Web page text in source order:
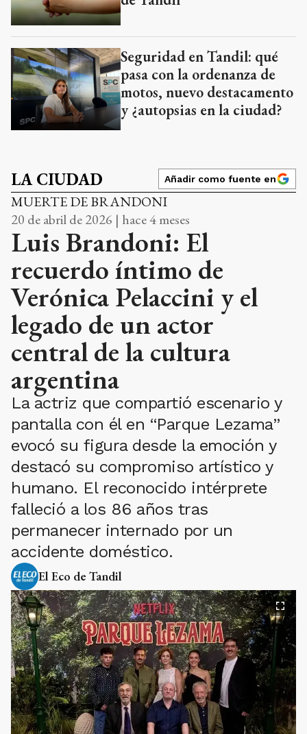
Seguridad en Tandil: qué
pasa con la ordenanza de
motos, nuevo destacamento
y ¿autopsias en la ciudad?
LA CIUDAD Añadir como fuente en
MUERTE DE BRANDONI
20 de abril de 2026 | hace 4 meses
Luis Brandoni: El
recuerdo íntimo de
Verónica Pelaccini y el
legado de un actor
central de la cultura
argentina
La actriz que compartió escenario y
pantalla con él en “Parque Lezama”
evocó su figura desde la emoción y
destacó su compromiso artístico y
humano. El reconocido intérprete
falleció a los 86 años tras
permanecer internado por un
accidente doméstico.
El Eco de Tandil